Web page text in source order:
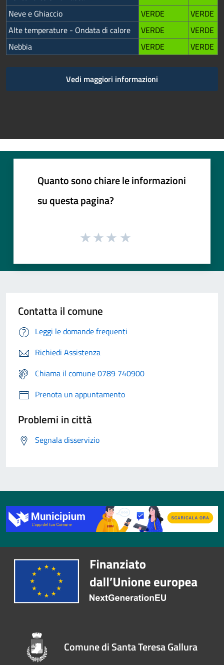
Neve e Ghiaccio
VERDE
VERDE
Alte temperature - Ondata di calore
VERDE
VERDE
Nebbia
VERDE VERDE
Vedi maggiori informazioni
Quanto sono chiare le informazioni
su questa pagina?
Contatta il comune
Leggi le domande frequenti
Richiedi Assistenza
Chiama il comune 0789 740900
Prenota un appuntamento
Problemi in città
Segnala disservizio
Comune di Santa Teresa Gallura